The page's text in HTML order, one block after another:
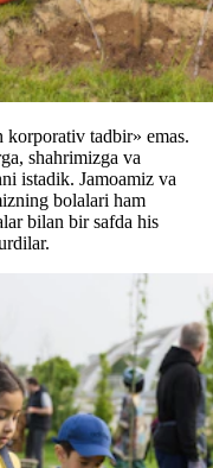
korporativ tadbir» emas.
shahrimizga va
istadik. Jamoamiz va
bolalari ham
bilan bir safda his